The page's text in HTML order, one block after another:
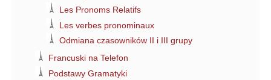
Les Pronoms Relatifs
Les verbes pronominaux
Odmiana czasowników II i III grupy
Francuski na Telefon
Podstawy Gramatyki